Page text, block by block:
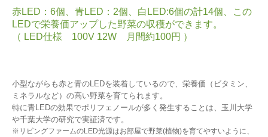
赤LED：6個、青LED：2個、白LED:6個の計14個、この
LEDで栄養価アップした野菜の収穫ができます。
（ LED仕様 100V 12W 月間約100円 ）
小型ながらも赤と青のLEDを装着しているので、栄養価（ビタミン、
ミネラルなど）の高い野菜を育てられます。
特に青LEDの効果でポリフェノールが多く発生することは、玉川大学
や千葉大学の研究で実証済です。
※リビングファームのLED光源はお部屋で野菜(植物)を育てやすいように、